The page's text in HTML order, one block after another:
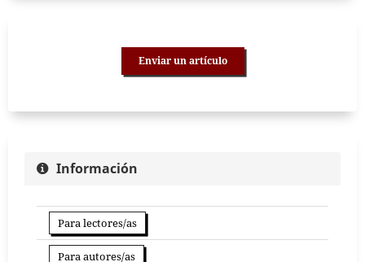
Enviar un artículo
Información
Para lectores/as
Para autores/as